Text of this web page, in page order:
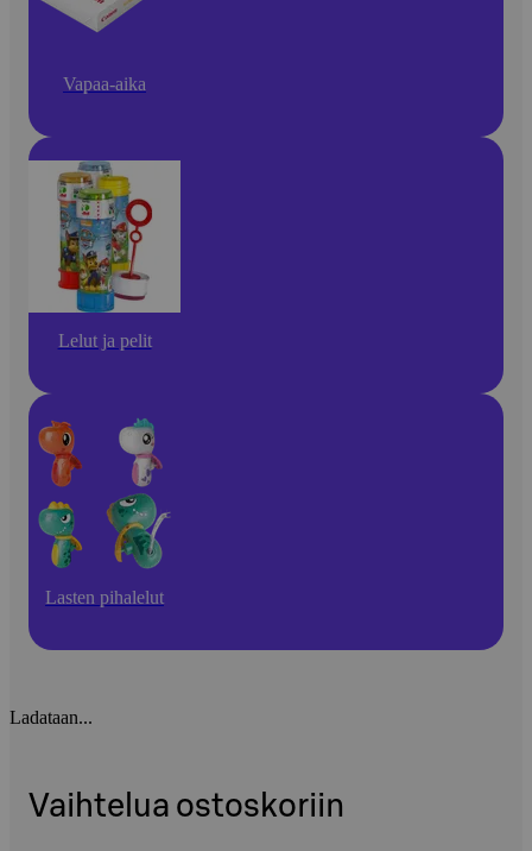
Vapaa-aika
Lelut ja pelit
Lasten pihalelut
Ladataan...
Vaihtelua ostoskoriin